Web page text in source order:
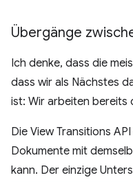
Übergänge
Ich denke, dass die
dass wir als Nächstes
ist: Wir arbeiten bereits
Die View Transitions
Dokumente mit
kann. Der einzige